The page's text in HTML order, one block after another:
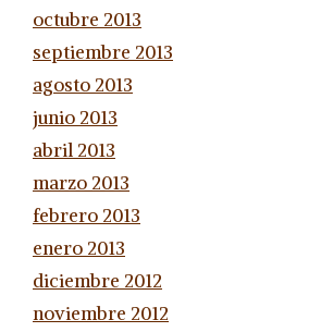
octubre 2013
septiembre 2013
agosto 2013
junio 2013
abril 2013
marzo 2013
febrero 2013
enero 2013
diciembre 2012
noviembre 2012